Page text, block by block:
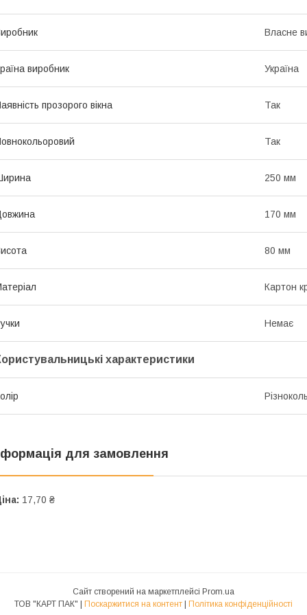
Власне
виробник Україна
прозорого вікна Так
Так
250 мм
170 мм
80 мм
Картон
Немає
характеристики
для замовлення
17,70 ₴
Сайт створений на маркетплейсі Prom.ua
ТОВ "КАРТ ПАК" | Поскаржитися на контент | Політика конфіденційності